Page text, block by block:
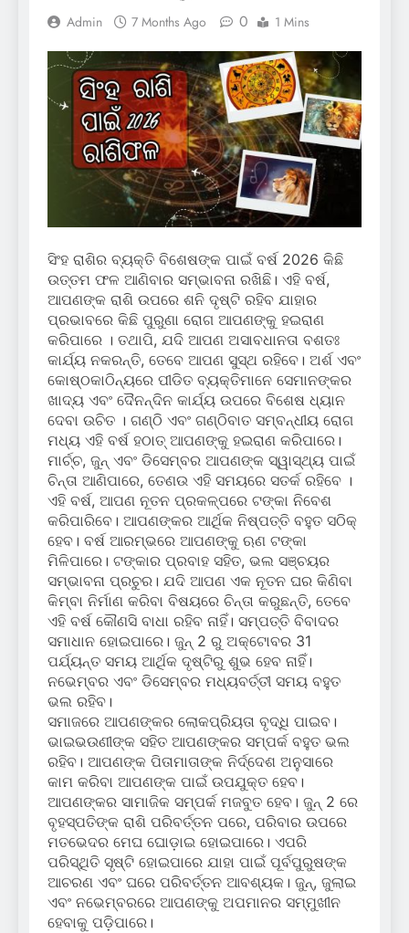
Admin 7 Months Ago 0 1 Mins
ସିଂହ ରାଶିର ବ୍ୟକ୍ତି ବିଶେଷଙ୍କ ପାଇଁ ବର୍ଷ 2026 କିଛି
ଉତ୍ତମ ଫଳ ଆଣିବାର ସମ୍ଭାବନା ରଖିଛି। ଏହି ବର୍ଷ,
ଆପଣଙ୍କ ରାଶି ଉପରେ ଶନି ଦୃଷ୍ଟି ରହିବ ଯାହାର
ପ୍ରଭାବରେ କିଛି ପୁରୁଣା ରୋଗ ଆପଣଙ୍କୁ ହଇରାଣ
କରିପାରେ । ତଥାପି, ଯଦି ଆପଣ ଅସାବଧାନତା ବଶତଃ
କାର୍ଯ୍ୟ ନକରନ୍ତି, ତେବେ ଆପଣ ସୁସ୍ଥ ରହିବେ। ଅର୍ଶ ଏବଂ
କୋଷ୍ଠକାଠିନ୍ୟରେ ପୀଡିତ ବ୍ୟକ୍ତିମାନେ ସେମାନଙ୍କର
ଖାଦ୍ୟ ଏବଂ ଦୈନନ୍ଦିନ କାର୍ଯ୍ୟ ଉପରେ ବିଶେଷ ଧ୍ୟାନ
ଦେବା ଉଚିତ । ଗଣ୍ଠି ଏବଂ ଗଣ୍ଠିବାତ ସମ୍ବନ୍ଧୀୟ ରୋଗ
ମଧ୍ୟ ଏହି ବର୍ଷ ହଠାତ୍ ଆପଣଙ୍କୁ ହଇରାଣ କରିପାରେ।
ମାର୍ଚ୍ଚ, ଜୁନ୍ ଏବଂ ଡିସେମ୍ବର ଆପଣଙ୍କ ସ୍ୱାସ୍ଥ୍ୟ ପାଇଁ
ଚିନ୍ତା ଆଣିପାରେ, ତେଣଉ ଏହି ସମୟରେ ସତର୍କ ରହିବେ ।
ଏହି ବର୍ଷ, ଆପଣ ନୂତନ ପ୍ରକଳ୍ପରେ ଟଙ୍କା ନିବେଶ
କରିପାରିବେ। ଆପଣଙ୍କର ଆର୍ଥିକ ନିଷ୍ପତ୍ତି ବହୁତ ସଠିକ୍
ହେବ। ବର୍ଷ ଆରମ୍ଭରେ ଆପଣଙ୍କୁ ଋଣ ଟଙ୍କା
ମିଳିପାରେ। ଟଙ୍କାର ପ୍ରବାହ ସହିତ, ଭଲ ସଞ୍ଚୟର
ସମ୍ଭାବନା ପ୍ରଚୁର। ଯଦି ଆପଣ ଏକ ନୂତନ ଘର କିଣିବା
କିମ୍ବା ନିର୍ମାଣ କରିବା ବିଷୟରେ ଚିନ୍ତା କରୁଛନ୍ତି, ତେବେ
ଏହି ବର୍ଷ କୌଣସି ବାଧା ରହିବ ନାହିଁ। ସମ୍ପତ୍ତି ବିବାଦର
ସମାଧାନ ହୋଇପାରେ। ଜୁନ୍ 2 ରୁ ଅକ୍ଟୋବର 31
ପର୍ଯ୍ୟନ୍ତ ସମୟ ଆର୍ଥିକ ଦୃଷ୍ଟିରୁ ଶୁଭ ହେବ ନାହିଁ।
ନଭେମ୍ବର ଏବଂ ଡିସେମ୍ବର ମଧ୍ୟବର୍ତ୍ତୀ ସମୟ ବହୁତ
ଭଲ ରହିବ।
ସମାଜରେ ଆପଣଙ୍କର ଲୋକପ୍ରିୟତା ବୃଦ୍ଧି ପାଇବ।
ଭାଇଭଉଣୀଙ୍କ ସହିତ ଆପଣଙ୍କର ସମ୍ପର୍କ ବହୁତ ଭଲ
ରହିବ। ଆପଣଙ୍କ ପିତାମାତାଙ୍କ ନିର୍ଦ୍ଦେଶ ଅନୁସାରେ
କାମ କରିବା ଆପଣଙ୍କ ପାଇଁ ଉପଯୁକ୍ତ ହେବ।
ଆପଣଙ୍କର ସାମାଜିକ ସମ୍ପର୍କ ମଜବୁତ ହେବ। ଜୁନ୍ 2 ରେ
ବୃହସ୍ପତିଙ୍କ ରାଶି ପରିବର୍ତ୍ତନ ପରେ, ପରିବାର ଉପରେ
ମତଭେଦର ମେଘ ଘୋଡ଼ାଇ ହୋଇପାରେ। ଏପରି
ପରିସ୍ଥିତି ସୃଷ୍ଟି ହୋଇପାରେ ଯାହା ପାଇଁ ପୂର୍ବପୁରୁଷଙ୍କ
ଆଚରଣ ଏବଂ ଘରେ ପରିବର୍ତ୍ତନ ଆବଶ୍ୟକ। ଜୁନ୍, ଜୁଲାଇ
ଏବଂ ନଭେମ୍ବରରେ ଆପଣଙ୍କୁ ଅପମାନର ସମ୍ମୁଖୀନ
ହେବାକୁ ପଡ଼ିପାରେ।